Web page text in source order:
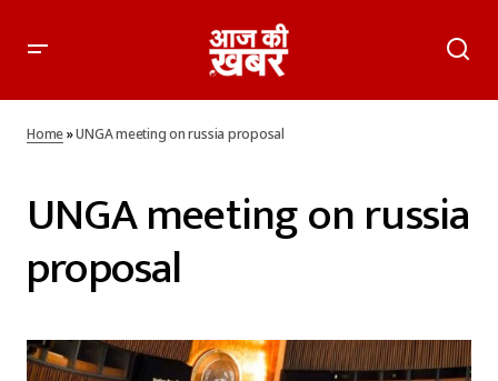
Home»UNGA meeting on russia proposal
UNGA meeting on russia
proposal